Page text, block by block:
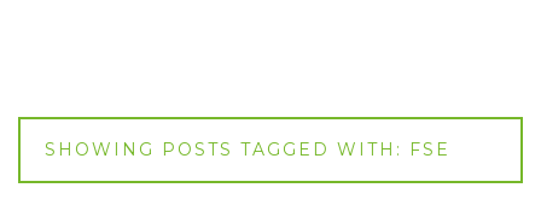
SHOWING POSTS TAGGED WITH: FSE